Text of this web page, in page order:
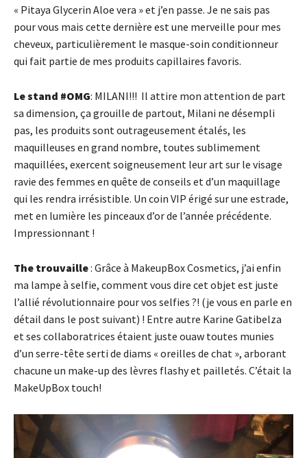
« Pitaya Glycerin Aloe vera » et j’en passe. Je ne sais pas
pour vous mais cette dernière est une merveille pour mes
cheveux, particulièrement le masque-soin conditionneur
qui fait partie de mes produits capillaires favoris.
Le stand #OMG: MILANI!!! Il attire mon attention de part
sa dimension, ça grouille de partout, Milani ne désempli
pas, les produits sont outrageusement étalés, les
maquilleuses en grand nombre, toutes sublimement
maquillées, exercent soigneusement leur art sur le visage
ravie des femmes en quête de conseils et d’un maquillage
qui les rendra irrésistible. Un coin VIP érigé sur une estrade,
met en lumière les pinceaux d’or de l’année précédente.
Impressionnant !
The trouvaille: Grâce à MakeupBox Cosmetics, j’ai enfin
ma lampe à selfie, comment vous dire cet objet est juste
l’allié révolutionnaire pour vos selfies ?! (je vous en parle en
détail dans le post suivant) ! Entre autre Karine Gatibelza
et ses collaboratrices étaient juste ouaw toutes munies
d’un serre-tête serti de diams « oreilles de chat », arborant
chacune un make-up des lèvres flashy et pailletés. C’était la
MakeUpBox touch!